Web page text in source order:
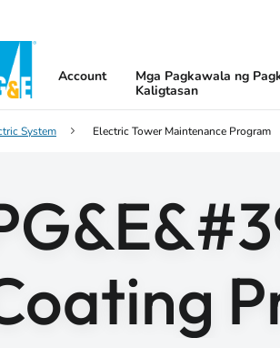
Account
Mga Pagkawala ng
Kaligtasan
System Electric Tower Maintenance Program